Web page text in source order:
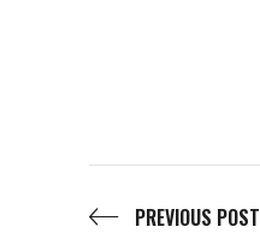
PREVIOUS POST